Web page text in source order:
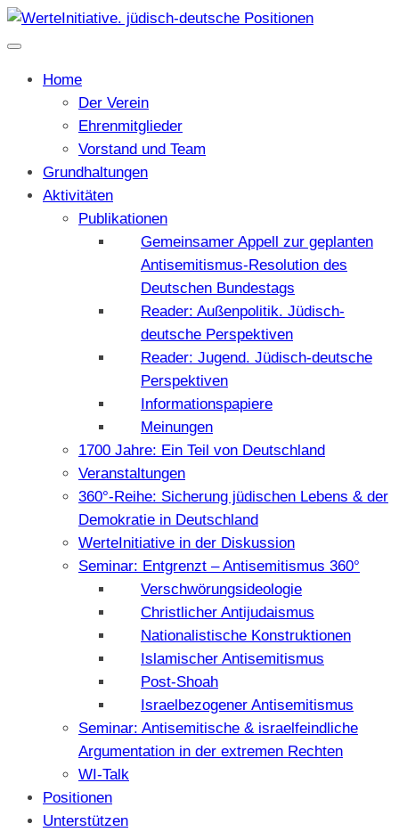
Home
Der Verein
Ehrenmitglieder
Vorstand und Team
Grundhaltungen
Aktivitäten
Publikationen
Gemeinsamer Appell zur geplanten
Antisemitismus-Resolution des
Deutschen Bundestags
Reader: Außenpolitik. Jüdisch-
deutsche Perspektiven
Reader: Jugend. Jüdisch-deutsche
Perspektiven
Informationspapiere
Meinungen
1700 Jahre: Ein Teil von Deutschland
Veranstaltungen
360°-Reihe: Sicherung jüdischen Lebens & der
Demokratie in Deutschland
WerteInitiative in der Diskussion
Seminar: Entgrenzt – Antisemitismus 360°
Verschwörungsideologie
Christlicher Antijudaismus
Nationalistische Konstruktionen
Islamischer Antisemitismus
Post-Shoah
Israelbezogener Antisemitismus
Seminar: Antisemitische & israelfeindliche
Argumentation in der extremen Rechten
WI-Talk
Positionen
Unterstützen